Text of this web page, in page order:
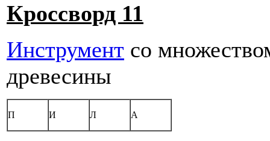
Кроссворд 11
Инструмент со
древесины
П И Л А